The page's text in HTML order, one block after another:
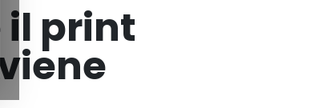
il print